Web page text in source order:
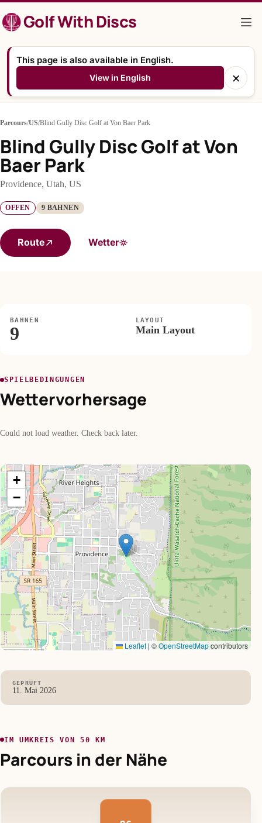
Inhalt
springenGolf With Discs
This page is also available in English.
View in English ×
Parcours/US/Blind Gully Disc Golf at Von Baer Park
Blind Gully Disc Golf at Von
Baer Park
Providence, Utah, US
OFFEN 9 BAHNEN
Route Wetter
BAHNEN
9
LAYOUT
Main Layout
SPIELBEDINGUNGEN
Wettervorhersage
Could not load weather. Check back later.
+
−
Leaflet | ©OpenStreetMapcontributors
GEPRÜFT
11. Mai 2026
IM UMKREIS VON 50 KM
Parcours in der Nähe